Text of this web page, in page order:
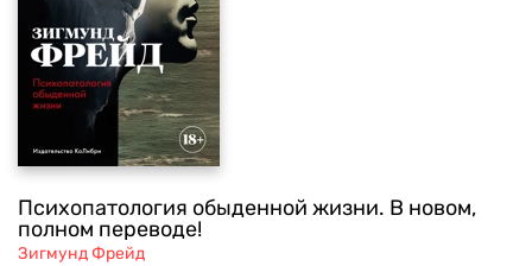
Психопатология обыденной жизни. В новом,
полном переводе!
Зигмунд Фрейд